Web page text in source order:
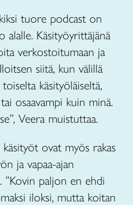
tuore podcast on
alalle. Käsityöyrittäjänä
verkostoitumaan ja
siitä, kun välillä
käsityöläiseltä,
osaavampi kuin minä.
Veera muistuttaa.
ovat myös rakas
ja vapaa-ajan
”Kovin paljon en ehdi
iloksi, mutta koitan